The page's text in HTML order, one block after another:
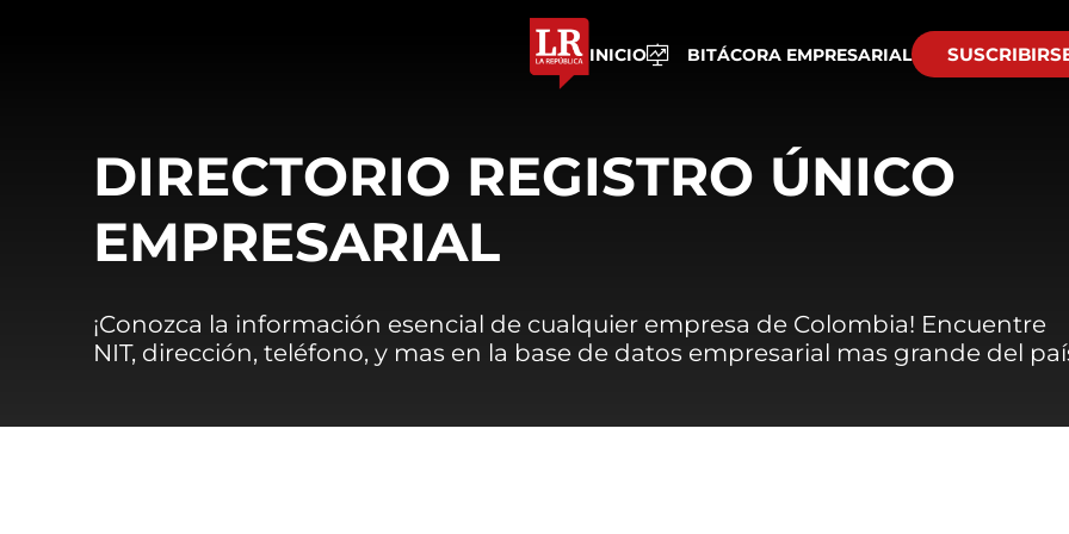
INICIO BITÁCORA EMPRESARIAL
DIRECTORIO REGISTRO ÚNICO
EMPRESARIAL
¡Conozca la información esencial de cualquier empresa de Colombia! Encuentre
NIT, dirección, teléfono, y mas en la base de datos empresarial mas grande del